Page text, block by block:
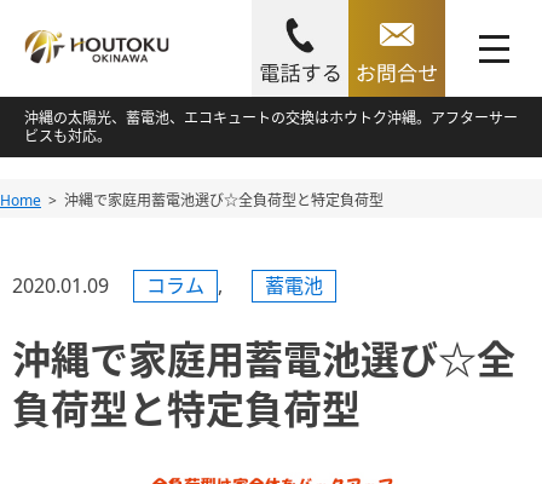
toggle
navigation
Skip
to
content
沖縄の太陽光、蓄電池、エコキュートの交換はホウトク沖縄。アフターサー
ビスも対応。
Skip
content
Home 沖縄で家庭用蓄電池選び☆全負荷型と特定負荷型
2020.01.09 コラム , 蓄電池
沖縄で家庭用蓄電池選び☆全
負荷型と特定負荷型